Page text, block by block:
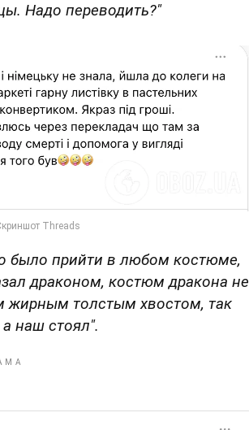
Надо переводить?"
было прийти в любом костюме,
драконом, костюм дракона не
жирным толстым хвостом, так
наш стоял".